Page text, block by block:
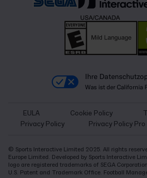
Ihre
Was ist der California
EULA Cookie Policy
Privacy Policy
Privacy Policy Pro
© Sports Interactive Limited 2025. All rights
Europe Limited. Developed by Sports Interactive
logo are registered trademarks of SEGA
U.S. Patent and Trademark Office. Football